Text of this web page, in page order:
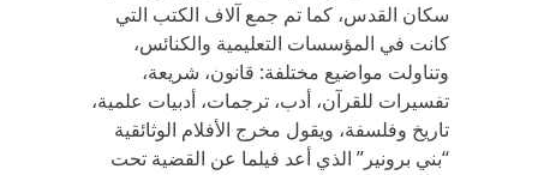
سكان القدس، كما تم جمع آلاف الكتب التي
كانت في المؤسسات التعليمية والكنائس،
وتناولت مواضيع مختلفة: قانون، شريعة،
تفسيرات للقرآن، أدب، ترجمات، أدبيات علمية،
تاريخ وفلسفة، ويقول مخرج الأفلام الوثائقية
“بني برونير” الذي أعد فيلما عن القضية تحت